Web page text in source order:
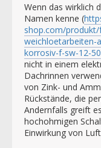
Wenn das wirklich
Namen kenne (
shop.com/
weichloetarbeiten-
korrosiv-f-sw-12-
nicht in einem
Dachrinnen
von Zink- und
Rückstände, die
Andernfalls greift
hochohmigen
Einwirkung von